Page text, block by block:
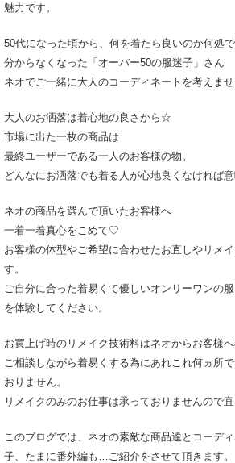
魅力です。
50代になった頃から、何を着たら良いのか何処
分からなくなった「オーバー50の服迷子」さん
ネオでご一緒に大人のコーディネートを考えませ
大人のお洒落は着心地の良さから☆
市場に出た一枚の商品は
最終ユーザーである一人のお客様の物。
どんなにお洒落でも着る人が心地良くなければ意
ネオの商品を選んで頂いたお客様へ
一着一着真心をこめて♡
お客様の体型やご希望に合わせたお直しやリメ
す。
ご自分に合った着易くて優しいオンリーワンの
を体験してください。
お買上げ時のリメイク技術料はネオからお客様
ご相談しながら着易くする為にあれこれ何ヵ所
おりません。
リメイクのみのお仕事は承っておりませんので宜
このブログでは、ネオの素敵な商品達とコーデ
子、たまに番外編も…ご紹介をさせて頂きます。